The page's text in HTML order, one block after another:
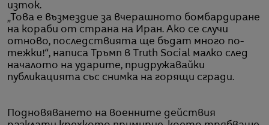
изток.
„Това е възмездие за вчерашното бомбардиране
на кораби от страна на Иран. Ако се случи
отново, последствията ще бъдат много по-
тежки!“, написа Тръмп в Truth Social малко след
началото на ударите, придружавайки
публикацията със снимка на горящи сгради.
Подновяването на военните действия